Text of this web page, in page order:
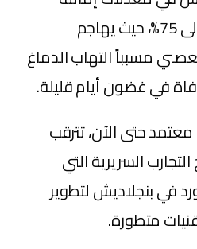
العالية التي قد تصل إلى 75%، حيث يهاجم
مسبباً التهاب الدماغ
في غضون أيام قليلة.
حتى الآن، تترقب
السريرية التي
في بنجلاديش لتطوير
متطورة.